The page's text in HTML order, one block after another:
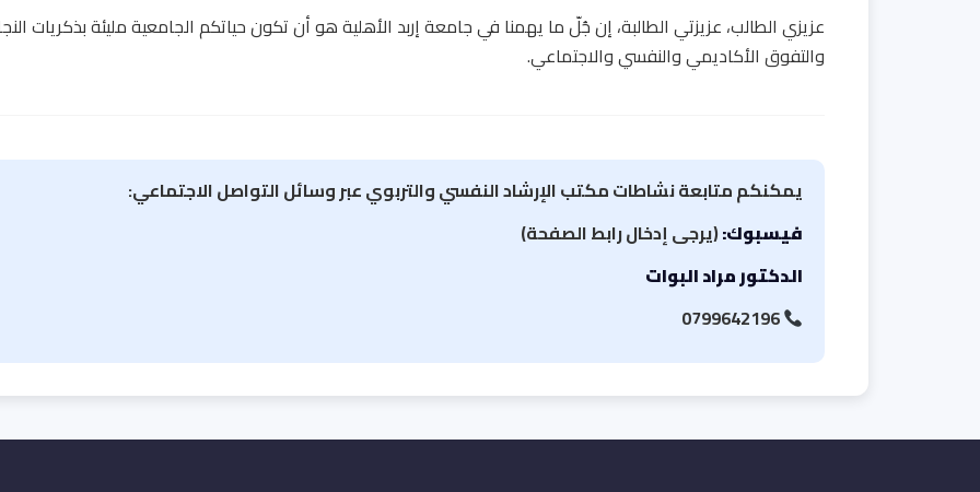
عزيزي الطالب، عزيزتي الطالبة، إن جُلّ ما يهمنا في جامعة إربد الأهلية هو أن تكون حياتكم الجامعية مليئة بذكريات
والتفوق الأكاديمي والنفسي والاجتماعي.
يمكنكم متابعة نشاطات مكتب الإرشاد النفسي والتربوي عبر وسائل التواصل الاجتماعي:
فيسبوك:(يرجى إدخال رابط الصفحة)
الدكتور مراد البوات
0799642196